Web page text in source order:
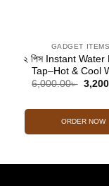
GADGET ITEMS
২ পিস Instant Water
Tap–Hot & Cool
6,000.00৳
ORDER NOW